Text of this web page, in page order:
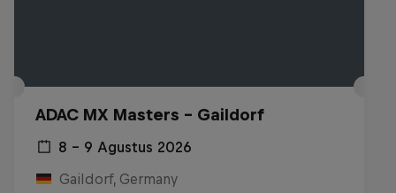
ADAC MX Masters – Gaildorf
8 – 9 Agustus 2026
Gaildorf, Germany